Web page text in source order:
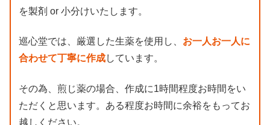
を製剤 or 小分けいたします。
巡心堂では、厳選した生薬を使用し、 お一人お一人に
合わせて丁寧に作成しています。
その為、煎じ薬の場合、作成に1時間程度お時間をい
ただくと思います。ある程度お時間に余裕をもってお
越しください。